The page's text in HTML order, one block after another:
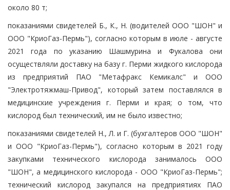
около 80 т;
показаниями свидетелей Б., К., Н. (водителей ООО "ШОН" и
ООО "КриоГаз-Пермь"), согласно которым в июле - августе
2021 года по указанию Шашмурина и Фукалова они
осуществляли доставку на базу г. Перми жидкого кислорода
из предприятий ПАО "Метафракс Кемикалс" и ООО
"Электротяжмаш-Привод", который затем поставлялся в
медицинские учреждения г. Перми и края; о том, что
кислород был технический, им не было известно;
показаниями свидетелей Н., Л. и Г. (бухгалтеров ООО "ШОН"
и ООО "КриоГаз-Пермь"), согласно которым в 2021 году
закупками технического кислорода занималось ООО
"ШОН", а медицинского кислорода - ООО "КриоГаз-Пермь";
технический кислород закупался на предприятиях ПАО